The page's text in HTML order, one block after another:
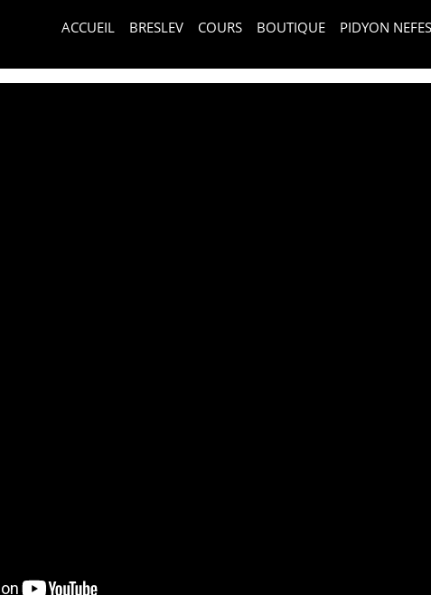
ACCUEIL BRESLEV COURS BOUTIQUE PIDYON